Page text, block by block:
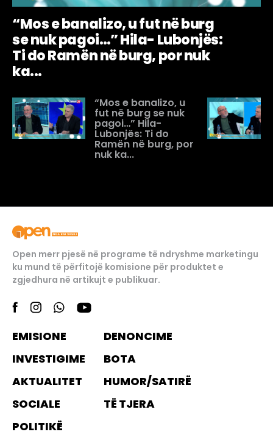
“Mos e banalizo, u fut në burg
se nuk pagoi…” Hila- Lubonjës:
Ti do Ramën në burg, por nuk
ka...
“Mos e banalizo, u
fut në burg se nuk
pagoi…” Hila-
Lubonjës: Ti do
Ramën në burg, por
nuk ka...
Open merr pjesë në programe të ndryshme marketingu
ku mund të përfitojë komisione për produktet e
zgjedhura në artikujt e publikuar.
EMISIONE
INVESTIGIME
AKTUALITET
SOCIALE
POLITIKË
DENONCIME
BOTA
HUMOR/SATIRË
TË TJERA